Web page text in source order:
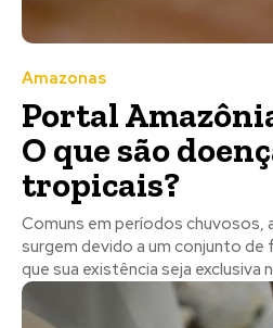
Amazonas
Portal
O que são
tropicais?
Comuns em períodos chuvosos,
surgem devido a um conjunto
que sua existência seja exclusiva